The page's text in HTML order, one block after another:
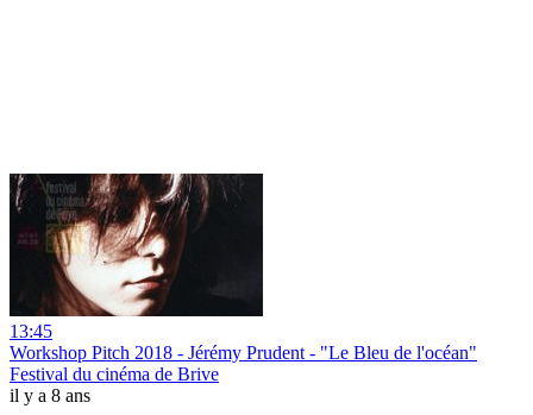
13:45
Workshop Pitch 2018 - Jérémy Prudent - "Le Bleu de l'océan"
Festival du cinéma de Brive
il y a 8 ans